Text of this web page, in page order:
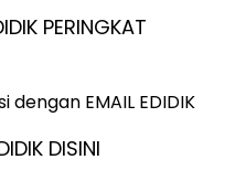
PERINGKAT
dengan EMAIL EDIDIK
DISINI